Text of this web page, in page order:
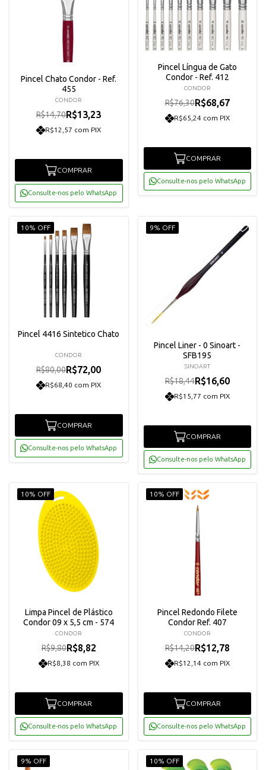
Pincel Chato Condor - Ref.
455
CONDOR
R$14,70R$13,23
R$12,57 com PIX
COMPRAR
Consulte-nos pelo WhatsApp
Pincel Língua de Gato
Condor - Ref. 412
CONDOR
R$76,30R$68,67
R$65,24 com PIX
COMPRAR
Consulte-nos pelo WhatsApp
10% OFF
Pincel 4416 Sintetico Chato
CONDOR
R$80,00R$72,00
R$68,40 com PIX
COMPRAR
Consulte-nos pelo WhatsApp
9% OFF
Pincel Liner - 0 Sinoart -
SFB195
SINOART
R$18,44R$16,60
R$15,77 com PIX
COMPRAR
Consulte-nos pelo WhatsApp
10% OFF
Limpa Pincel de Plástico
Condor 09 x 5,5 cm - 574
CONDOR
R$9,80R$8,82
R$8,38 com PIX
COMPRAR
Consulte-nos pelo WhatsApp
10% OFF
Pincel Redondo Filete
Condor Ref. 407
CONDOR
R$14,20R$12,78
R$12,14 com PIX
COMPRAR
Consulte-nos pelo WhatsApp
9% OFF 10% OFF